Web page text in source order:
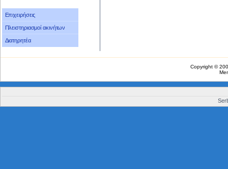
Επιχειρήσεις
Πλειστηριασμοί ακινήτων
Διατηρητέα
Copyright ©